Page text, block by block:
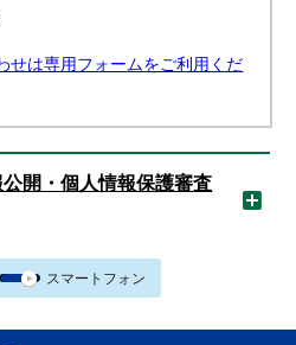
せは専用フォームをご利用くだ
開・個人情報保護審査
スマートフォン